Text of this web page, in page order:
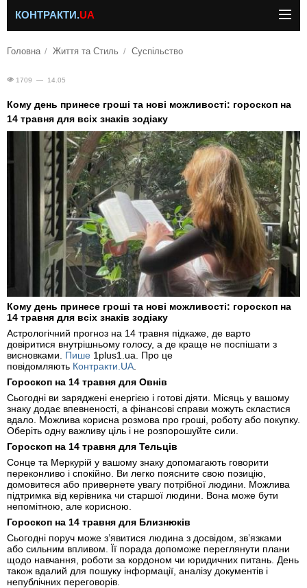
КОНТРАКТИ.UA
Головна Життя та Стиль Суспільство
1709 — 14.05
Кому день принесе гроші та нові можливості: гороскоп на
14 травня для всіх знаків зодіаку
Кому день принесе гроші та нові можливості: гороскоп на
14 травня для всіх знаків зодіаку
Астрологічний прогноз на 14 травня підкаже, де варто
довіритися внутрішньому голосу, а де краще не поспішати з
висновками. Пише 1plus1.ua. Про це
повідомляють Контракти.UA
Гороскоп на 14 травня для Овнів
Сьогодні ви заряджені енергією і готові діяти. Місяць у вашому
знаку додає впевненості, а фінансові справи можуть скластися
вдало. Можлива корисна розмова про гроші, роботу або покупку.
Оберіть одну важливу ціль і не розпорошуйте сили.
Гороскоп на 14 травня для Тельців
Сонце та Меркурій у вашому знаку допомагають говорити
переконливо і спокійно. Ви легко поясните свою позицію,
домовитеся або привернете увагу потрібної людини. Можлива
підтримка від керівника чи старшої людини. Вона може бути
непомітною, але корисною.
Гороскоп на 14 травня для Близнюків
Сьогодні поруч може з’явитися людина з досвідом, зв’язками
або сильним впливом. Її порада допоможе переглянути плани
щодо навчання, роботи за кордоном чи юридичних питань. День
також вдалий для пошуку інформації, аналізу документів і
непублічних переговорів.